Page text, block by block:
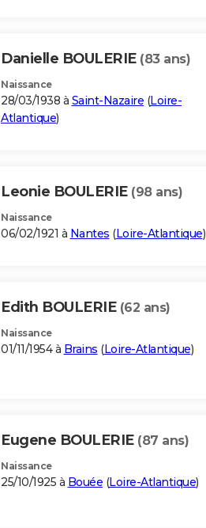
Danielle BOULERIE (83 ans)
Naissance
28/03/1938 à Saint-Nazaire (Loire-
Atlantique)
Leonie BOULERIE (98 ans)
Naissance
06/02/1921 à Nantes (Loire-Atlantique)
Edith BOULERIE (62 ans)
Naissance
01/11/1954 à Brains (Loire-Atlantique)
Eugene BOULERIE (87 ans)
Naissance
25/10/1925 à Bouée (Loire-Atlantique)